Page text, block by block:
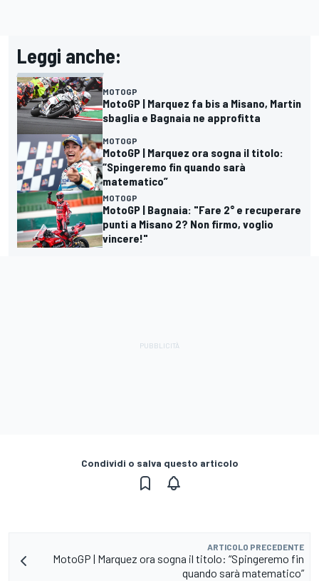
Leggi anche:
MOTOGP
MotoGP | Marquez fa bis a Misano, Martin
sbaglia e Bagnaia ne approfitta
MOTOGP
MotoGP | Marquez ora sogna il titolo:
“Spingeremo fin quando sarà
matematico”
MOTOGP
MotoGP | Bagnaia: "Fare 2° e recuperare
punti a Misano 2? Non firmo, voglio
vincere!"
Condividi o salva questo articolo
ARTICOLO PRECEDENTE
MotoGP | Marquez ora sogna il titolo: “Spingeremo fin
quando sarà matematico”